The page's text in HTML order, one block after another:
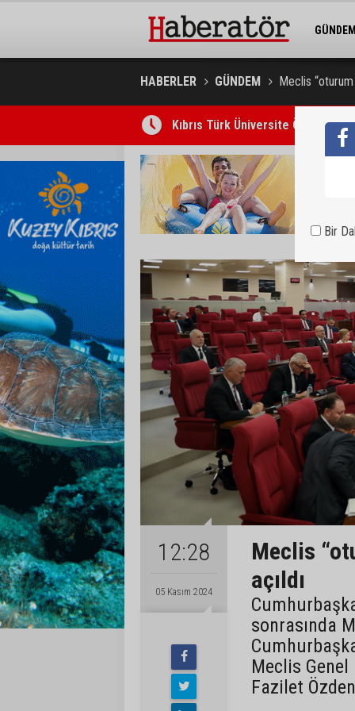
HABERLER GÜNDEM Meclis “oturum
Kıbrıs Türk Üniversite
12:28
05 Kasım 2024
Meclis
açıldı
sonrasında
Meclis Genel
Fazilet
Bir